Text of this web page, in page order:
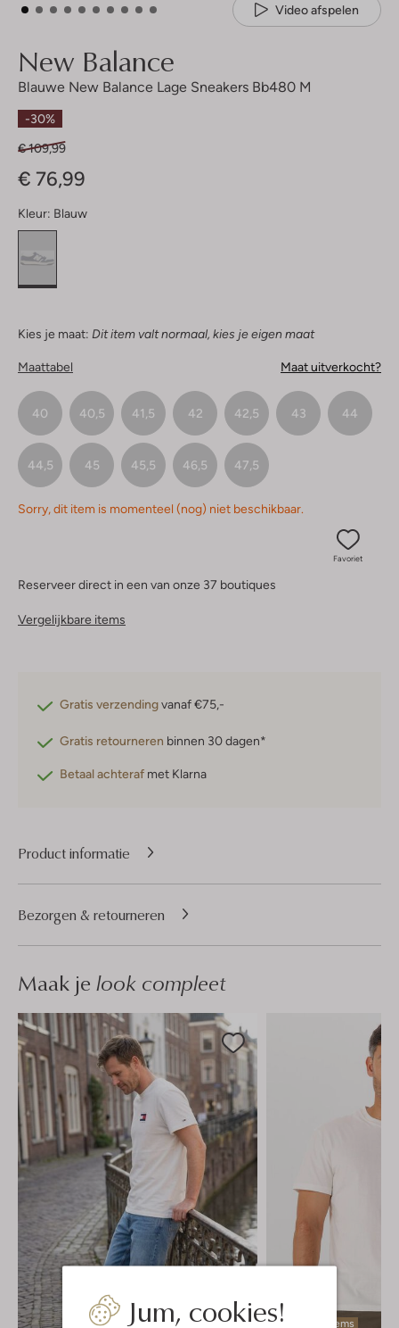
Jum, cookies!
Video afspelen
New Balance
Blauwe New Balance Lage Sneakers Bb480 M
-30%
€ 109,99
€ 76,99
Kleur: Blauw
Kies je maat: Dit item valt normaal, kies je eigen maat
Maattabel Maat uitverkocht?
40 40,5 41,5 42 42,5 43 44
44,5 45 45,5 46,5 47,5
Sorry, dit item is momenteel (nog) niet beschikbaar.
Favoriet
Reserveer direct in een van onze 37 boutiques
Vergelijkbare items
Gratis verzendingvanaf €75,-
Gratis retourneren binnen 30 dagen*
Betaal achteraf met Klarna
Product informatie
Bezorgen & retourneren
Maak je look compleet
Laatste items